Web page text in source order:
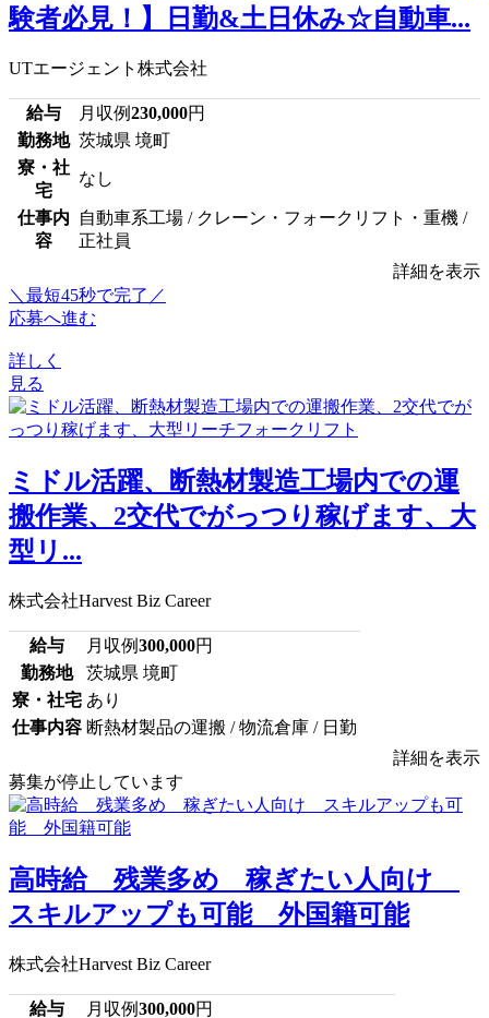
験者必見！】日勤&土日休み☆自動車...
UTエージェント株式会社
給与 月収例230,000円
勤務地 茨城県 境町
寮・社
宅
なし
仕事内
容
自動車系工場 / クレーン・フォークリフト・重機 /
正社員
詳細を表示
＼最短45秒で完了／
応募へ進む
詳しく
見る
ミドル活躍、断熱材製造工場内での運
搬作業、2交代でがっつり稼げます、大
型リ...
株式会社Harvest Biz Career
給与 月収例300,000円
勤務地
茨城県 境町
寮・社宅 あり
仕事内容 断熱材製品の運搬 / 物流倉庫 / 日勤
詳細を表示
募集が停止しています
高時給 残業多め 稼ぎたい人向け
スキルアップも可能 外国籍可能
株式会社Harvest Biz Career
給与 月収例300,000円